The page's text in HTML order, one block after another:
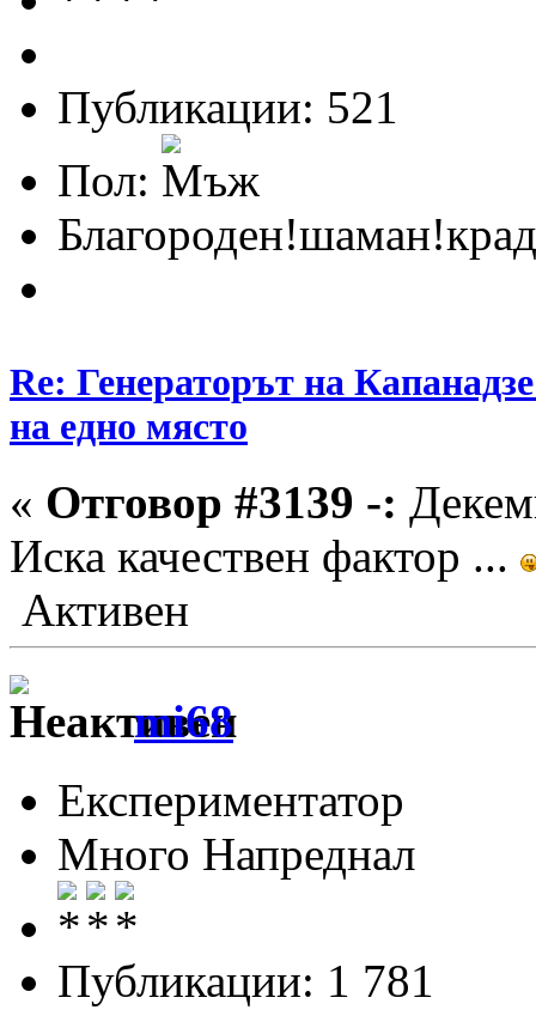
Публикации: 521
Пол:
Re: Генераторът на
на едно място
« Отговор #3139 -:
Иска качествен фактор ...
Активен
mi68
Експериментатор
Много Напреднал
Публикации: 1 781